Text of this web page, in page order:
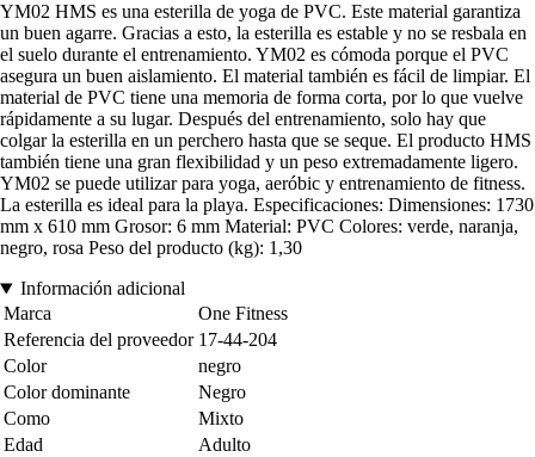
YM02 HMS es una esterilla de yoga de PVC. Este material garantiza
un buen agarre. Gracias a esto, la esterilla es estable y no se resbala en
el suelo durante el entrenamiento. YM02 es cómoda porque el PVC
asegura un buen aislamiento. El material también es fácil de limpiar. El
material de PVC tiene una memoria de forma corta, por lo que vuelve
rápidamente a su lugar. Después del entrenamiento, solo hay que
colgar la esterilla en un perchero hasta que se seque. El producto HMS
también tiene una gran flexibilidad y un peso extremadamente ligero.
YM02 se puede utilizar para yoga, aeróbic y entrenamiento de fitness.
La esterilla es ideal para la playa. Especificaciones: Dimensiones: 1730
mm x 610 mm Grosor: 6 mm Material: PVC Colores: verde, naranja,
negro, rosa Peso del producto (kg): 1,30
Información adicional
Marca
One Fitness
Referencia del proveedor 17-44-204
Color
negro
Color dominante
Negro
Como
Mixto
Edad
Adulto